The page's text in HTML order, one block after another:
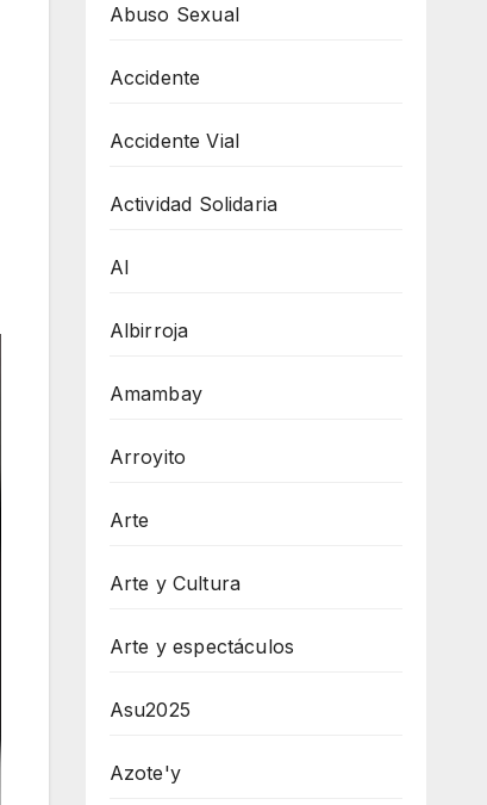
Abuso Sexual
Accidente
Accidente Vial
Actividad Solidaria
AI
Albirroja
Amambay
Arroyito
Arte
Arte y Cultura
Arte y espectáculos
Asu2025
Azote'y